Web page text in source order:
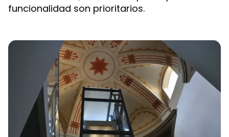
funcionalidad son prioritarios.